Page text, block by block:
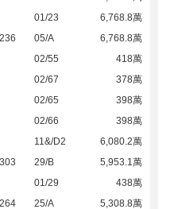
01/23
6,768.8萬
05/A
6,768.8萬
02/55
418萬
02/67
378萬
02/65
398萬
02/66
398萬
11&/D2
6,080.2萬
29/B
5,953.1萬
01/29
438萬
25/A
5,308.8萬